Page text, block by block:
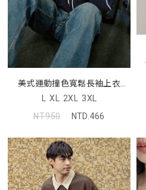
美式運動撞色寬鬆長袖上衣
(unisex)
L XL 2XL 3XL
NT.950
NTD.466